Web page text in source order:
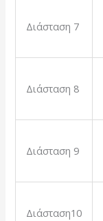
Διάσταση 7
Διάσταση 8
Διάσταση 9
Διάσταση10